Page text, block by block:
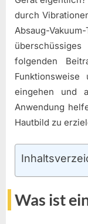
durch
Absaug-
folgenden
eingehen und
Anwendung
Hautbild zu
Was ist